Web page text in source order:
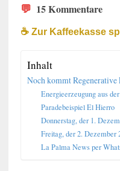
💬 15 Kommentare
☕️ Zur Kaffeekasse
Inhalt
Noch kommt Regenerative
Energieerzeugung aus
Paradebeispiel El Hierro
Donnerstag, der 1.
Freitag, der 2. Dezember
La Palma News per